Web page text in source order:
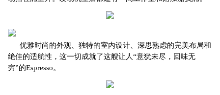
优雅时尚的外观、独特的室内设计、深思熟虑的完美布局和
绝佳的适航性，这一切成就了这艘让人“意犹未尽，回味无
穷”的Espresso。